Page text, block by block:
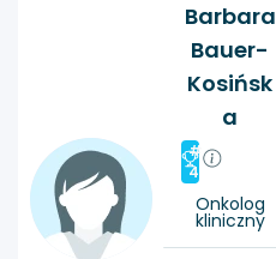
Barbara
Bauer-
Kosińsk
a
#
4
Onkolog
kliniczny